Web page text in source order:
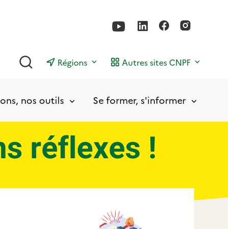
Rechercher
Régions Autres sites CNPF
nos outils Se former, s'informer